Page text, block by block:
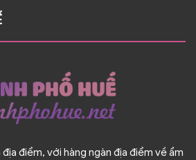
địa điểm, với hàng ngàn địa điểm về ẩm